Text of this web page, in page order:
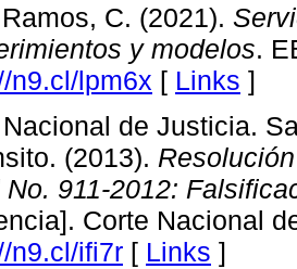
C. (2021).
y modelos.
n9.cl/lpm6x [ Links ]
de Justicia.
(2013).
No. 911-2012:
Corte Nacional
n9.cl/ifi7r [ Links ]